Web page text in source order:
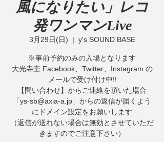
風になりたい」レコ
発ワンマンLive
3月29日(日)
  |
y's SOUND BASE
※事前予約のみの入場となります
大光寺圭 Facebook、Twitter、Instagram の
メールで受け付け中‼
【問い合わせ】からご連絡を頂いた場合
「ys-sb@axia-a.jp」からの返信が届くよう
にドメイン設定をお願いします
（返信が送れない場合は無効とさせていただ
きますのでご注意下さい）